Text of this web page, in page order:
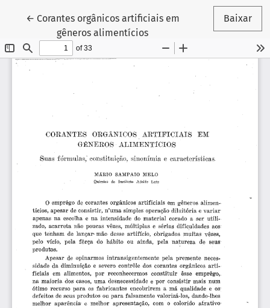
← Voltar aos Detalhes do Artigo
Corantes orgânicos artificiais em
gêneros alimentícios
Baixar